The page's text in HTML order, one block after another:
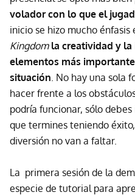
volador con lo que el
inicio se hizo mucho énfasis
Kingdom la creatividad y
elementos más
situación . No hay una sola
hacer frente a los
podría funcionar, sólo
que termines teniendo
diversión no van a faltar.
La primera sesión de la
especie de tutorial para